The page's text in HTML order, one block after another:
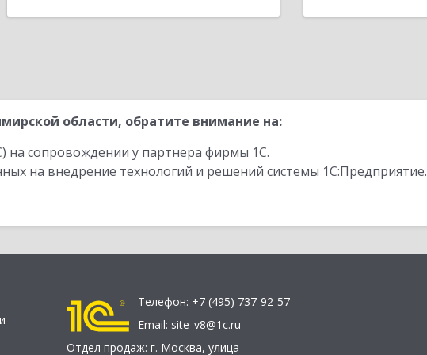
области, обратите внимание на:
на сопровождении у партнера фирмы 1С.
на внедрение технологий и решений системы 1С:Предприятие.
Телефон: +7 (495) 737-92-57
Email: site_v8@1c.ru
Отдел продаж: г. Москва, улица